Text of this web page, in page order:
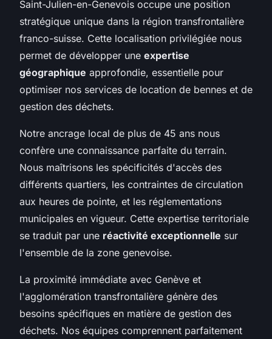
Saint-Julien-en-Genevois occupe une position
stratégique unique dans la région transfrontalière
franco-suisse. Cette localisation privilégiée nous
permet de développer une expertise
géographique approfondie, essentielle pour
optimiser nos services de location de bennes et de
gestion des déchets.
Notre ancrage local de plus de 45 ans nous
confère une connaissance parfaite du terrain.
Nous maîtrisons les spécificités d'accès des
différents quartiers, les contraintes de circulation
aux heures de pointe, et les réglementations
municipales en vigueur. Cette expertise territoriale
se traduit par une réactivité exceptionnelle sur
l'ensemble de la zone genevoise.
La proximité immédiate avec Genève et
l'agglomération transfrontalière génère des
besoins spécifiques en matière de gestion des
déchets. Nos équipes comprennent parfaitement